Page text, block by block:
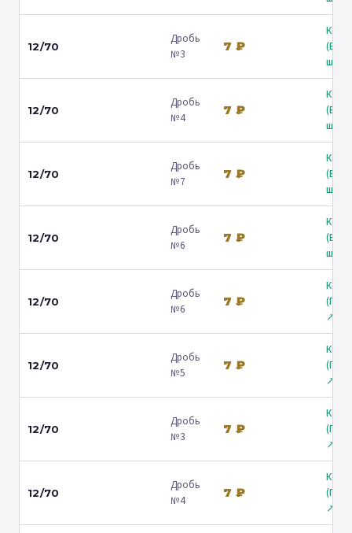
12/70
Дробь
№3
7 ₽
ш.) ↗
12/70
Дробь
№4
7 ₽
ш.) ↗
12/70
Дробь
№7
7 ₽
ш.) ↗
12/70
Дробь
№6
7 ₽
ш.) ↗
12/70
Дробь
№6
7 ₽
↗
12/70
Дробь
№5
7 ₽
↗
12/70
Дробь
№3
7 ₽
↗
12/70
Дробь
№4
7 ₽
↗